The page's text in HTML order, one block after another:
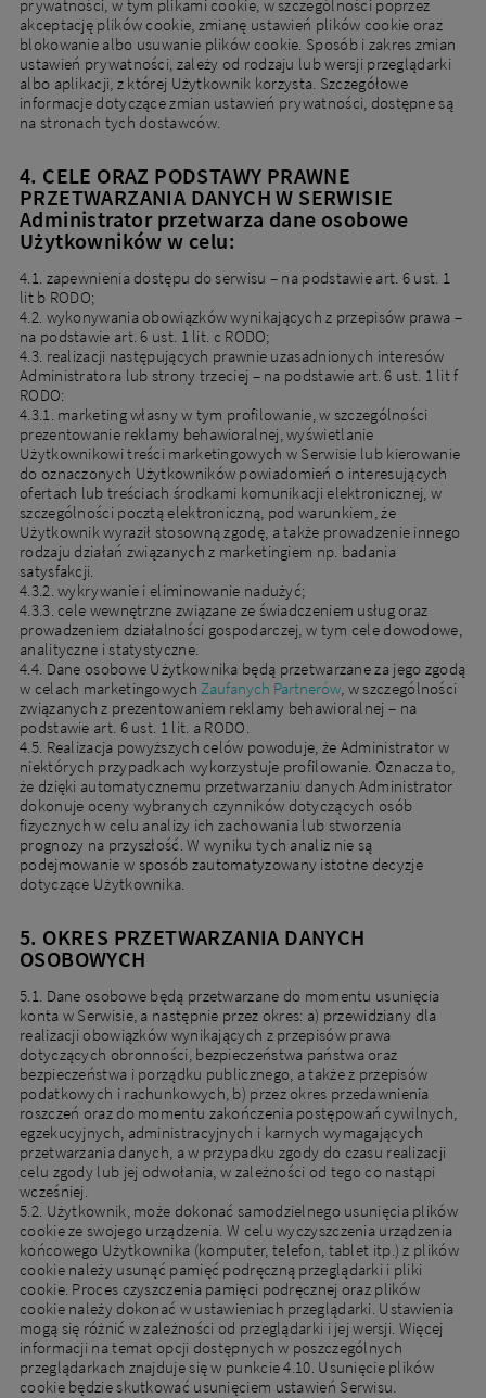
prywatności, w tym plikami cookie, w szczególności poprzez
akceptację plików cookie, zmianę ustawień plików cookie oraz
blokowanie albo usuwanie plików cookie. Sposób i zakres zmian
ustawień prywatności, zależy od rodzaju lub wersji przeglądarki
albo aplikacji, z której Użytkownik korzysta. Szczegółowe
informacje dotyczące zmian ustawień prywatności, dostępne są
na stronach tych dostawców.
4. CELE ORAZ PODSTAWY PRAWNE
PRZETWARZANIA DANYCH W SERWISIE
Administrator przetwarza dane osobowe
Użytkowników w celu:
4.1. zapewnienia dostępu do serwisu – na podstawie art. 6 ust. 1
lit b RODO;
4.2. wykonywania obowiązków wynikających z przepisów prawa –
na podstawie art. 6 ust. 1 lit. c RODO;
4.3. realizacji następujących prawnie uzasadnionych interesów
Administratora lub strony trzeciej – na podstawie art. 6 ust. 1 lit f
RODO:
4.3.1. marketing własny w tym profilowanie, w szczególności
prezentowanie reklamy behawioralnej, wyświetlanie
Użytkownikowi treści marketingowych w Serwisie lub kierowanie
do oznaczonych Użytkowników powiadomień o interesujących
ofertach lub treściach środkami komunikacji elektronicznej, w
szczególności pocztą elektroniczną, pod warunkiem, że
Użytkownik wyraził stosowną zgodę, a także prowadzenie innego
rodzaju działań związanych z marketingiem np. badania
satysfakcji.
4.3.2. wykrywanie i eliminowanie nadużyć;
4.3.3. cele wewnętrzne związane ze świadczeniem usług oraz
prowadzeniem działalności gospodarczej, w tym cele dowodowe,
analityczne i statystyczne.
4.4. Dane osobowe Użytkownika będą przetwarzane za jego zgodą
w celach marketingowychZaufanych Partnerów, w szczególności
związanych z prezentowaniem reklamy behawioralnej – na
podstawie art. 6 ust. 1 lit. a RODO.
4.5. Realizacja powyższych celów powoduje, że Administrator w
niektórych przypadkach wykorzystuje profilowanie. Oznacza to,
że dzięki automatycznemu przetwarzaniu danych Administrator
dokonuje oceny wybranych czynników dotyczących osób
fizycznych w celu analizy ich zachowania lub stworzenia
prognozy na przyszłość. W wyniku tych analiz nie są
podejmowanie w sposób zautomatyzowany istotne decyzje
dotyczące Użytkownika.
5. OKRES PRZETWARZANIA DANYCH
OSOBOWYCH
5.1. Dane osobowe będą przetwarzane do momentu usunięcia
konta w Serwisie, a następnie przez okres: a) przewidziany dla
realizacji obowiązków wynikających z przepisów prawa
dotyczących obronności, bezpieczeństwa państwa oraz
bezpieczeństwa i porządku publicznego, a także z przepisów
podatkowych i rachunkowych, b) przez okres przedawnienia
roszczeń oraz do momentu zakończenia postępowań cywilnych,
egzekucyjnych, administracyjnych i karnych wymagających
przetwarzania danych, a w przypadku zgody do czasu realizacji
celu zgody lub jej odwołania, w zależności od tego co nastąpi
wcześniej.
5.2. Użytkownik, może dokonać samodzielnego usunięcia plików
cookie ze swojego urządzenia. W celu wyczyszczenia urządzenia
końcowego Użytkownika (komputer, telefon, tablet itp.) z plików
cookie należy usunąć pamięć podręczną przeglądarki i pliki
cookie. Proces czyszczenia pamięci podręcznej oraz plików
cookie należy dokonać w ustawieniach przeglądarki. Ustawienia
mogą się różnić w zależności od przeglądarki i jej wersji. Więcej
informacji na temat opcji dostępnych w poszczególnych
przeglądarkach znajduje się w punkcie 4.10. Usunięcie plików
cookie będzie skutkować usunięciem ustawień Serwisu.